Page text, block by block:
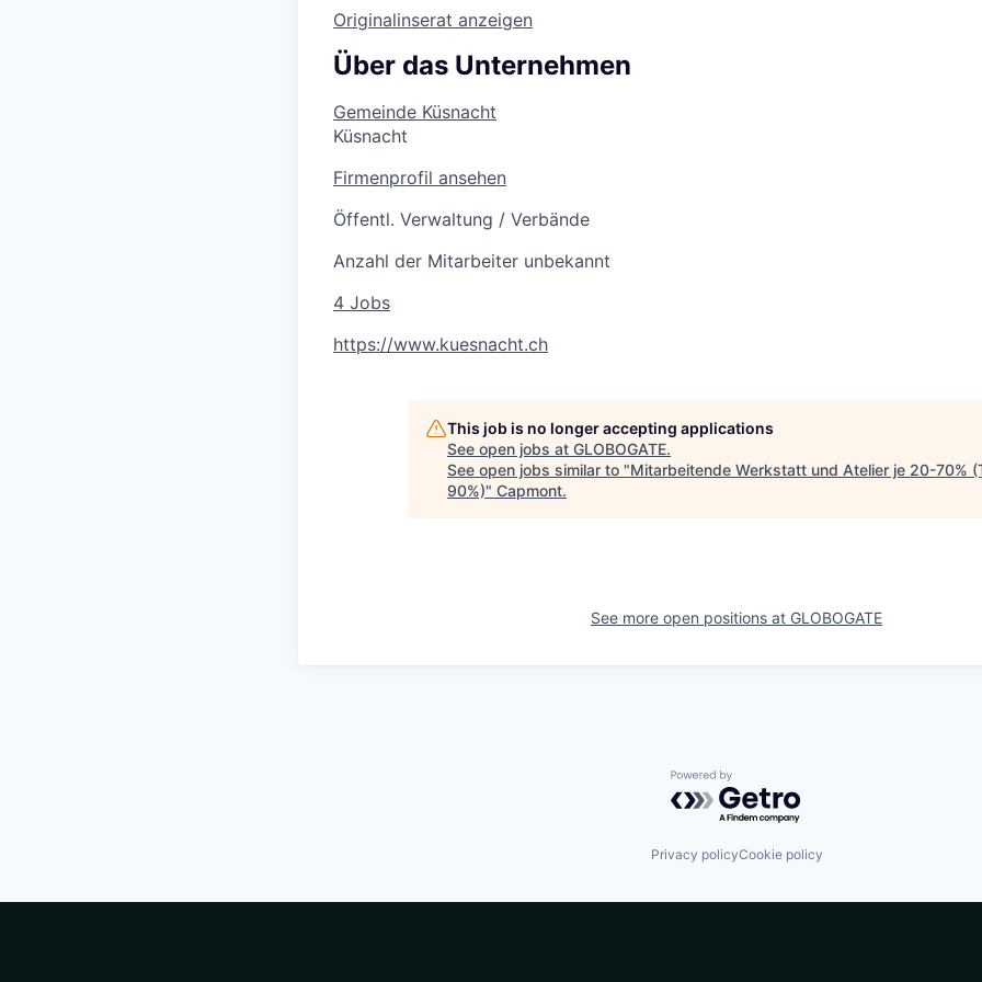
Originalinserat anzeigen
Über das Unternehmen
Gemeinde Küsnacht
Küsnacht
Firmenprofil ansehen
Öffentl. Verwaltung / Verbände
Anzahl der Mitarbeiter unbekannt
4 Jobs
https://www.kuesnacht.ch
This job is no longer accepting applications
See open jobs at GLOBOGATE.
See open jobs similar to "Mitarbeitende Werkstatt und Atelier je 20-70%
90%)" Capmont.
See more open positions at GLOBOGATE
Powered by Getro.com
Privacy policyCookie policy